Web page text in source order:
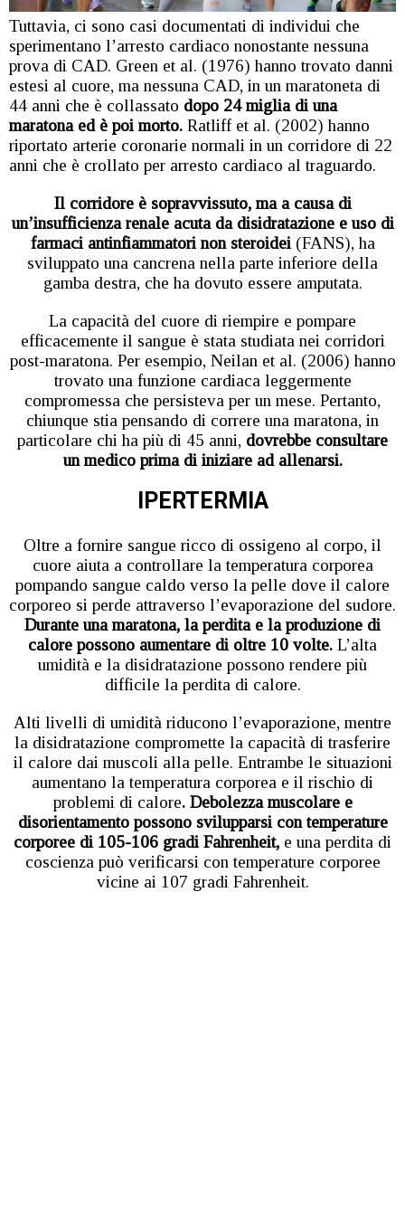
Tuttavia, ci sono casi documentati di individui che
sperimentano l’arresto cardiaco nonostante nessuna
prova di CAD. Green et al. (1976) hanno trovato danni
estesi al cuore, ma nessuna CAD, in un maratoneta di
44 anni che è collassato dopo 24 miglia di una
maratona ed è poi morto. Ratliff et al. (2002) hanno
riportato arterie coronarie normali in un corridore di 22
anni che è crollato per arresto cardiaco al traguardo.
Il corridore è sopravvissuto, ma a causa di
un’insufficienza renale acuta da disidratazione e uso di
farmaci antinfiammatori non steroidei(FANS), ha
sviluppato una cancrena nella parte inferiore della
gamba destra, che ha dovuto essere amputata.
La capacità del cuore di riempire e pompare
efficacemente il sangue è stata studiata nei corridori
post-maratona. Per esempio, Neilan et al. (2006) hanno
trovato una funzione cardiaca leggermente
compromessa che persisteva per un mese. Pertanto,
chiunque stia pensando di correre una maratona, in
particolare chi ha più di 45 anni, dovrebbe consultare
un medico prima di iniziare ad allenarsi.
IPERTERMIA
Oltre a fornire sangue ricco di ossigeno al corpo, il
cuore aiuta a controllare la temperatura corporea
pompando sangue caldo verso la pelle dove il calore
corporeo si perde attraverso l’evaporazione del sudore.
Durante una maratona, la perdita e la produzione di
calore possono aumentare di oltre 10 volte. L’alta
umidità e la disidratazione possono rendere più
difficile la perdita di calore.
Alti livelli di umidità riducono l’evaporazione, mentre
la disidratazione compromette la capacità di trasferire
il calore dai muscoli alla pelle. Entrambe le situazioni
aumentano la temperatura corporea e il rischio di
problemi di calore. Debolezza muscolare e
disorientamento possono svilupparsi con temperature
corporee di 105-106 gradi Fahrenheit, e una perdita di
coscienza può verificarsi con temperature corporee
vicine ai 107 gradi Fahrenheit.